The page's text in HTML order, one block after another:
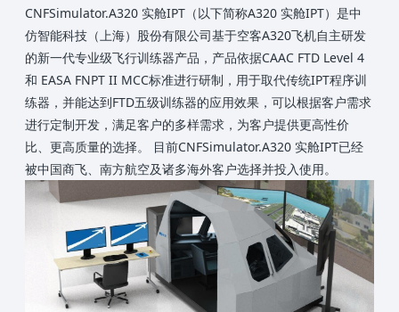
CNFSimulator.A320 实舱IPT（以下简称A320 实舱IPT）是中
仿智能科技（上海）股份有限公司基于空客A320飞机自主研发
的新一代专业级飞行训练器产品，产品依据CAAC FTD Level 4
和 EASA FNPT II MCC标准进行研制，用于取代传统IPT程序训
练器，并能达到FTD五级训练器的应用效果，可以根据客户需求
进行定制开发，满足客户的多样需求，为客户提供更高性价
比、更高质量的选择。 目前CNFSimulator.A320 实舱IPT已经
被中国商飞、南方航空及诸多海外客户选择并投入使用。